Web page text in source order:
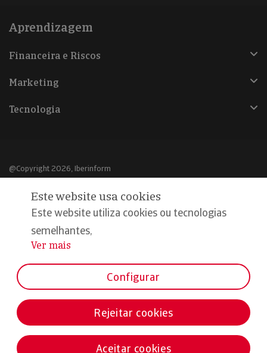
Aprendizagem
Financeira e Riscos
Marketing
Tecnologia
@Copyright 2026, Iberinform
Aviso legal
Política de cookies
Declaração de privacidade
Este website usa cookies
Este website utiliza cookies ou tecnologias
semelhantes,
...
Ver mais
Configurar
Rejeitar cookies
Aceitar cookies